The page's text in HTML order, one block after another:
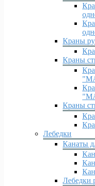
Краны
Краны
Краны
Лебедки
Канаты
Лебедки